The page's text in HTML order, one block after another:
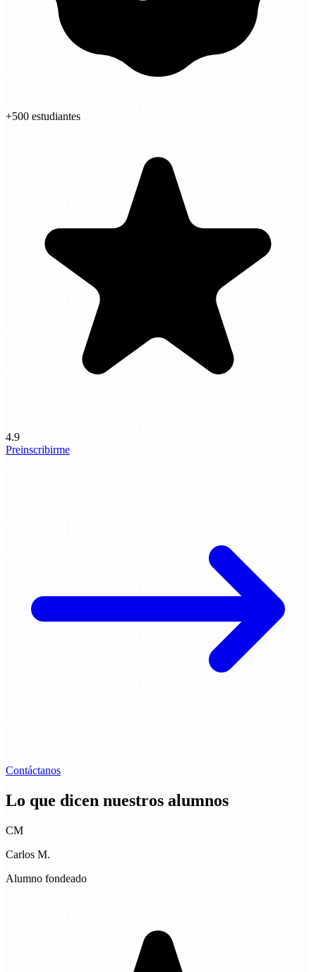
+500 estudiantes
4.9
Preinscribirme
Contáctanos
Lo que dicen nuestros alumnos
CM
Carlos M.
Alumno fondeado